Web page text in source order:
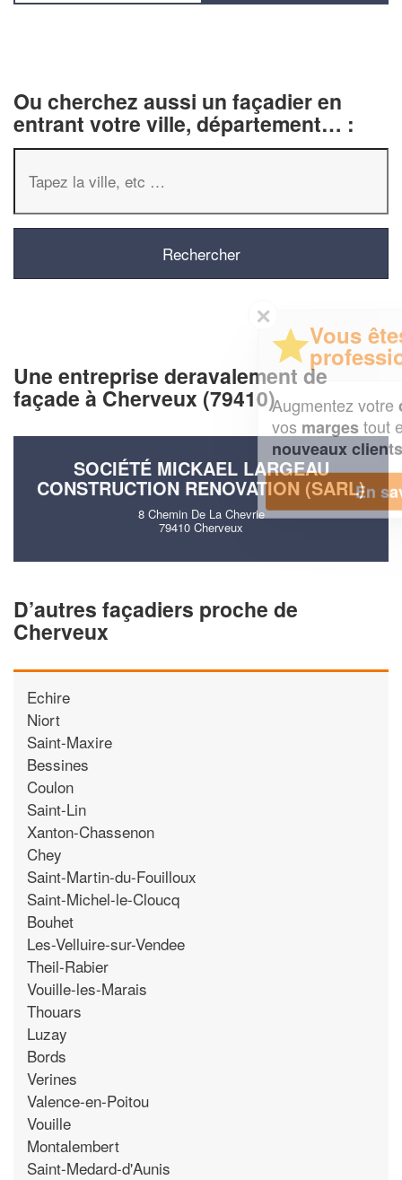
Ou cherchez aussi un façadier en
entrant votre ville, département… :
Une entreprise deravalement de
façade à Cherveux (79410)
SOCIÉTÉ MICKAEL LARGEAU
CONSTRUCTION RENOVATION (SARL)
8 Chemin De La Chevrie
79410 Cherveux
D’autres façadiers proche de
Cherveux
Echire
Niort
Saint-Maxire
Bessines
Coulon
Saint-Lin
Xanton-Chassenon
Chey
Saint-Martin-du-Fouilloux
Saint-Michel-le-Cloucq
Bouhet
Les-Velluire-sur-Vendee
Theil-Rabier
Vouille-les-Marais
Thouars
Luzay
Bords
Verines
Valence-en-Poitou
Vouille
Montalembert
Saint-Medard-d'Aunis
Vous êtes un
professionnel ?
Augmentez votrechiffre d'affaireset
tout en gagnant de
En savoir plus